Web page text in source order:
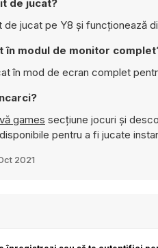
de jucat?
jucat pe Y8 și funcționează
în modul de monitor
în mod de ecran complet
games secțiune jocuri și
pentru a fi jucate
2021